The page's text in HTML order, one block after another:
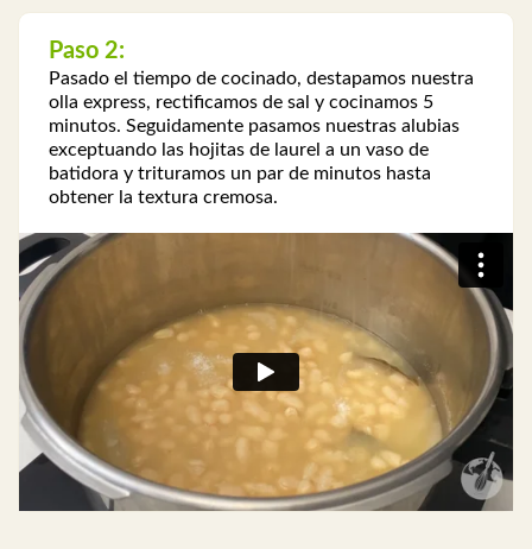
Paso 2:
Pasado el tiempo de cocinado, destapamos nuestra
olla express, rectificamos de sal y cocinamos 5
minutos. Seguidamente pasamos nuestras alubias
exceptuando las hojitas de laurel a un vaso de
batidora y trituramos un par de minutos hasta
obtener la textura cremosa.